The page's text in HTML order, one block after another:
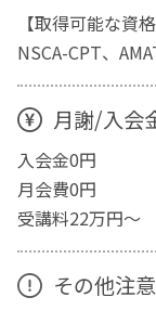
【取得可能な資格
NSCA-CPT、
月謝/入会
入会金0円
月会費0円
受講料22万円〜
その他注